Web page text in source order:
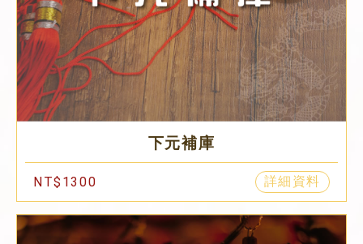
下元補庫
NT$1300 詳細資料